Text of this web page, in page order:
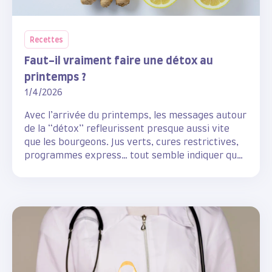
Recettes
Faut-il vraiment faire une détox au
printemps ?
1/4/2026
Avec l’arrivée du printemps, les messages autour
de la “détox” refleurissent presque aussi vite
que les bourgeons. Jus verts, cures restrictives,
programmes express… tout semble indiquer que